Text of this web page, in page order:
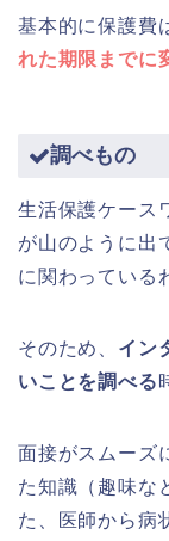
基本的に保護費
れた期限までに
調べもの
生活保護ケース
が山のように出
に関わっている
そのため、 イン
いことを調べる
面接がスムーズ
た知識（趣味な
た、医師から病